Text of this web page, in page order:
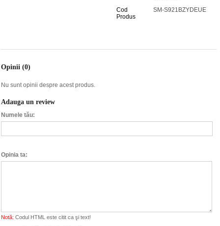
Cod
Produs
SM-S921BZYDEUE
Opinii (0)
Nu sunt opinii despre acest produs.
Adauga un review
Numele tău:
Opinia ta:
Notă: Codul HTML este citit ca şi text!